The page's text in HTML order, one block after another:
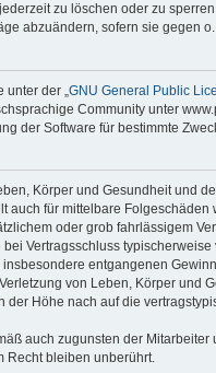
zu löschen oder zu
abzuändern, sofern sie
der „ GNU General Public
Community unter
der Software für bestimmte
Körper und Gesundheit und
auch für mittelbare
oder grob fahrlässigem
Vertragsschluss
entgangenen
von Leben, Körper
Höhe nach auf die
auch zugunsten der
Recht bleiben unberührt.